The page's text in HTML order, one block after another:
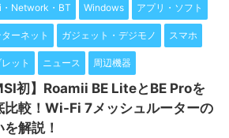
・Network・BT Windows アプリ・ソフト
ーネット ガジェット・デジモノ スマホ
ット ニュース 周辺機器
初】Roamii BE LiteとBE Proを
比較！Wi-Fi 7メッシュルーターの
解説！